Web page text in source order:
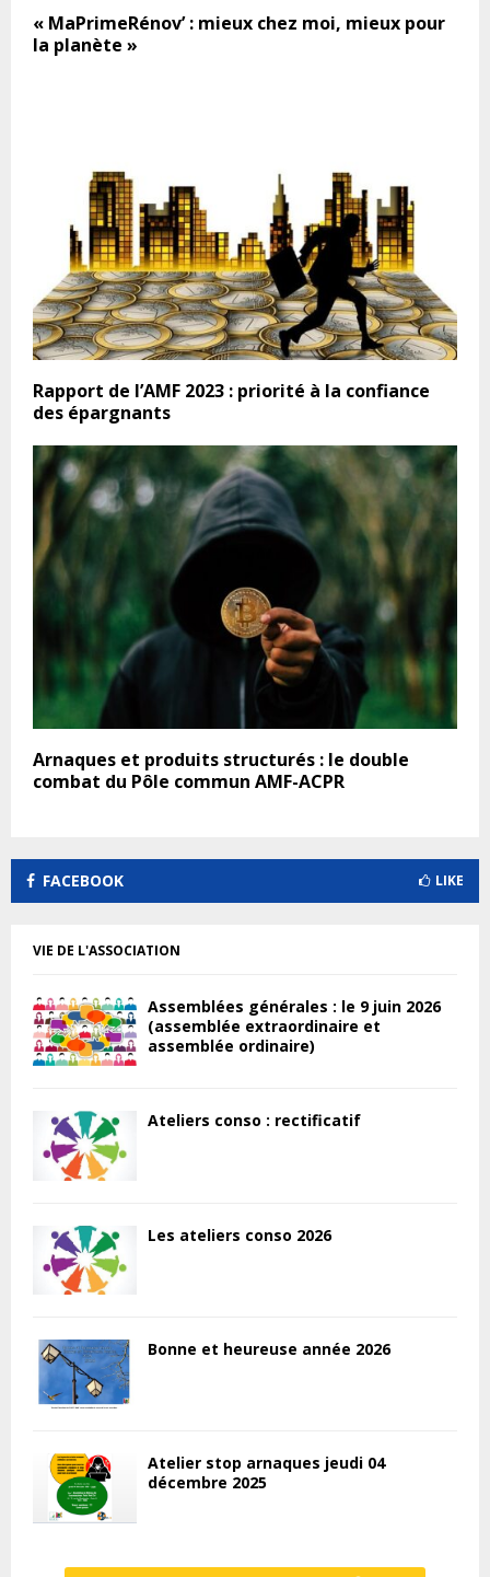
« MaPrimeRénov’ : mieux chez moi, mieux pour
la planète »
Rapport de l’AMF 2023 : priorité à la confiance
des épargnants
Arnaques et produits structurés : le double
combat du Pôle commun AMF-ACPR
FACEBOOK LIKE
VIE DE L'ASSOCIATION
Assemblées générales : le 9 juin 2026
(assemblée extraordinaire et
assemblée ordinaire)
Ateliers conso : rectificatif
Les ateliers conso 2026
Bonne et heureuse année 2026
Atelier stop arnaques jeudi 04
décembre 2025